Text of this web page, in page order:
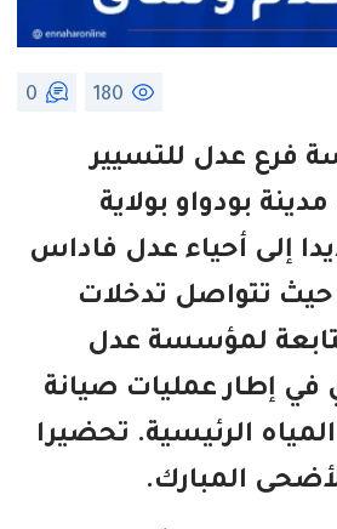
180
0
فرع عدل للتسيير
بودواو بولاية
إلى أحياء عدل فاداس
حيث تتواصل تدخلات
لمؤسسة عدل
في إطار عمليات صيانة
الرئيسية. تحضيرا
المبارك.